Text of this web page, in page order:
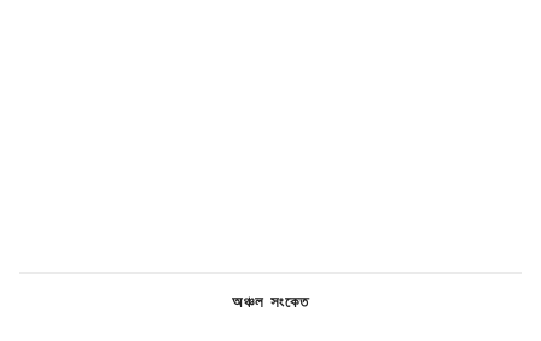
অঞ্চল সংকেত